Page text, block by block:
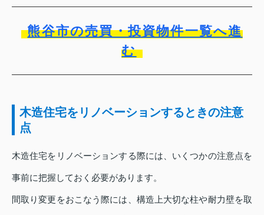
熊谷市の売買・投資物件一覧へ進
む
木造住宅をリノベーションするときの注意
点
木造住宅をリノベーションする際には、いくつかの注意点を
事前に把握しておく必要があります。
間取り変更をおこなう際には、構造上大切な柱や耐力壁を取